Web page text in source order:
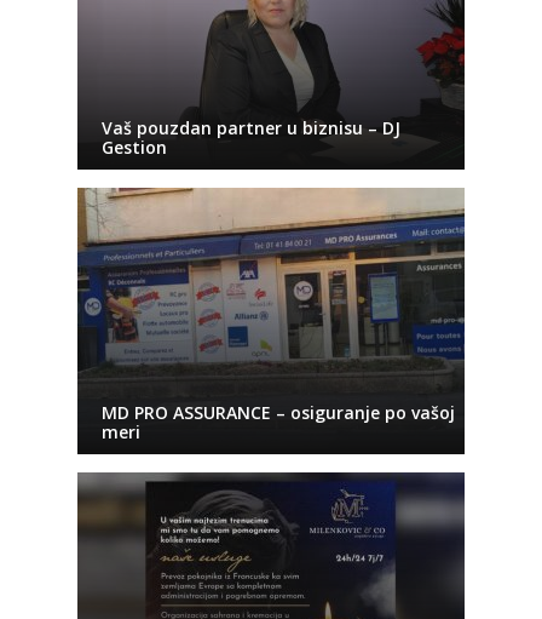
Vaš pouzdan partner u biznisu – DJ
Gestion
MD PRO ASSURANCE – osiguranje po vašoj
meri